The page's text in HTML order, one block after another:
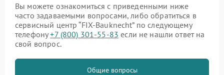
Вы можете ознакомиться с приведенными ниже
часто задаваемыми вопросами, либо обратиться в
сервисный центр “FIX-Bauknecht” по следующему
телефону+7 (800) 301-55-83 если не нашли ответ на
свой вопрос.
Общие вопросы